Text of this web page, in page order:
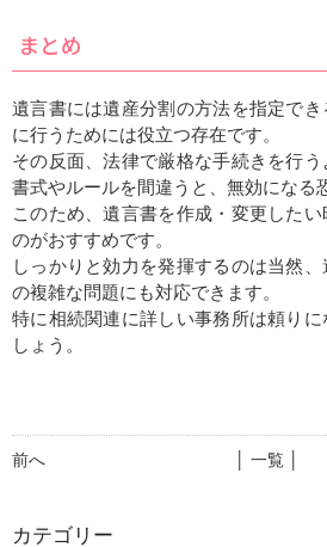
まとめ
遺言書には遺産分割の方法を指定で
に行うためには役立つ存在です。
その反面、法律で厳格な手続きを行う
書式やルールを間違うと、無効になる
このため、遺言書を作成・変更した
のがおすすめです。
しっかりと効力を発揮するのは当然
の複雑な問題にも対応できます。
特に相続関連に詳しい事務所は頼り
しょう。
前へ │ 一覧 │
カテゴリー